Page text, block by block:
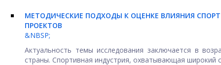
МЕТОДИЧЕСКИЕ ПОДХОДЫ К ОЦЕНКЕ ВЛИЯНИЯ
ПРОЕКТОВ
&NBSP;
Актуальность темы исследования заключается в
страны. Спортивная индустрия, охватывающая широкий